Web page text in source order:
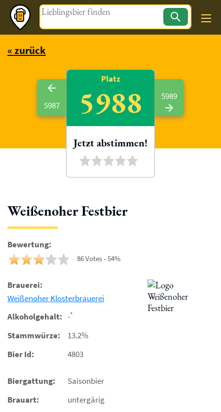
Magazin
« zurück
Weißenoher Festbier
Bewertung:
86 Votes - 54%
Brauerei:
Weißenoher Klosterbrauerei
Alkoholgehalt: -*
Stammwürze:
13.2%
Bier Id:
4803
Biergattung:
Saisonbier
Brauart:
untergärig
5987
Platz
5988
Jetzt abstimmen!
5989